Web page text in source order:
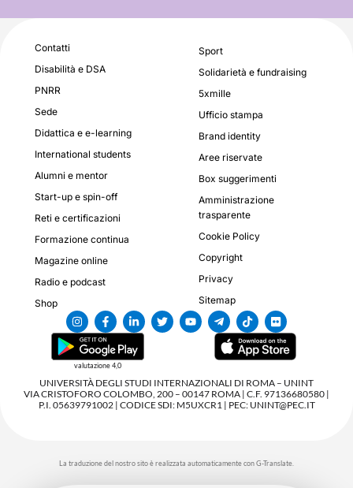
Contatti
Disabilità e DSA
PNRR
Sede
Didattica e e-learning
International students
Alumni e mentor
Start-up e spin-off
Reti e certificazioni
Formazione continua
Magazine online
Radio e podcast
Shop
Sport
Solidarietà e fundraising
5xmille
Ufficio stampa
Brand identity
Aree riservate
Box suggerimenti
Amministrazione
trasparente
Cookie Policy
Copyright
Privacy
Sitemap
valutazione 4,0
UNIVERSITÀ DEGLI STUDI INTERNAZIONALI DI ROMA – UNINT
VIA CRISTOFORO COLOMBO, 200 – 00147 ROMA | C.F. 97136680580 |
P.I. 05639791002 | CODICE SDI: M5UXCR1 | PEC: UNINT@PEC.IT
La traduzione del nostro sito è realizzata automaticamente con G-Translate.